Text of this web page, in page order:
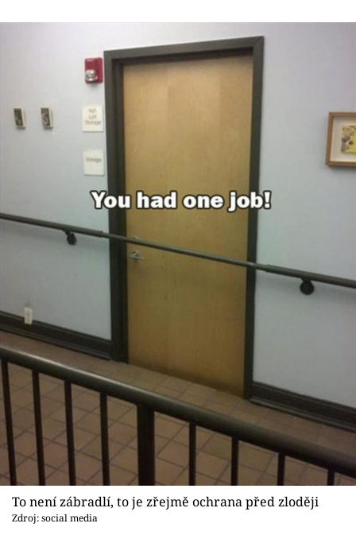
Sledujte prima+
Přihlášení
To není zábradlí, to je zřejmě ochrana před zloději
Zdroj: social media